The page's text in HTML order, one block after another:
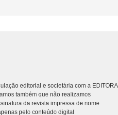
editorial e societária com a EDITORA
também que não realizamos
da revista impressa de nome
pelo conteúdo digital